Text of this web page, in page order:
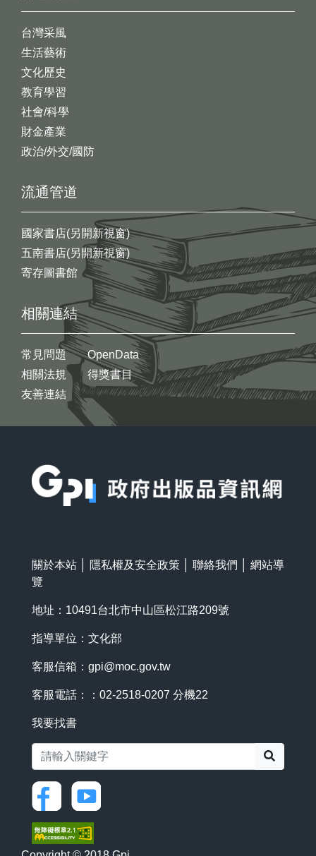
台灣采風
生活藝術
文化歷史
教育學習
社會/科學
財金產業
政治/外交/國防
流通管道
國家書店(另開新視窗)
五南書店(另開新視窗)
寄存圖書館
相關連結
常見問題
相關法規
友善連結
OpenData
得獎書目
關於本站 隱私權及安全政策 聯絡我們
網站導
覽
地址：10491台北市中山區松江路209號
指導單位：文化部
客服信箱： gpi@moc.gov.tw
客服電話：：02-2518-0207 分機22
我要找書